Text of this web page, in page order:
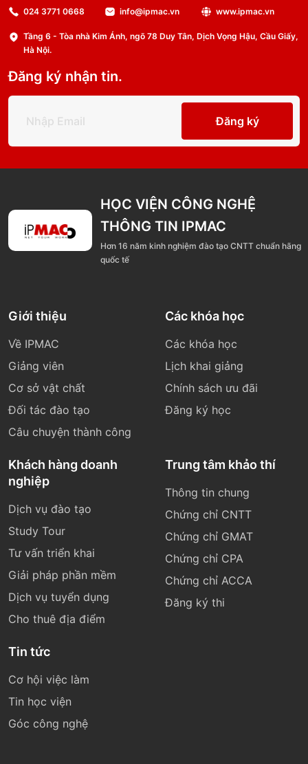
024 3771 0668 info@ipmac.vn www.ipmac.vn
Tầng 6 - Tòa nhà Kim Ánh, ngõ 78 Duy Tân, Dịch Vọng Hậu, Cầu Giấy,
Hà Nội.
Đăng ký nhận tin.
Đăng ký
HỌC VIỆN CÔNG NGHỆ
THÔNG TIN IPMAC
Hơn 16 năm kinh nghiệm đào tạo CNTT chuẩn hãng
quốc tế
Giới thiệu
Về IPMAC
Giảng viên
Cơ sở vật chất
Đối tác đào tạo
Câu chuyện thành công
Các khóa học
Các khóa học
Lịch khai giảng
Chính sách ưu đãi
Đăng ký học
Khách hàng doanh
nghiệp
Dịch vụ đào tạo
Study Tour
Tư vấn triển khai
Giải pháp phần mềm
Dịch vụ tuyển dụng
Cho thuê địa điểm
Trung tâm khảo thí
Thông tin chung
Chứng chỉ CNTT
Chứng chỉ GMAT
Chứng chỉ CPA
Chứng chỉ ACCA
Đăng ký thi
Tin tức
Cơ hội việc làm
Tin học viện
Góc công nghệ